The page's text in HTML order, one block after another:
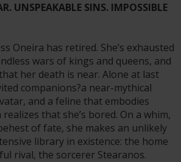
UNSPEAKABLE SINS. IMPOSSIBLE
Oneira has retired. She’s exhausted
wars of kings and queens, and
her death is near. Alone at last
companions?a near-mythical
and a feline that embodies
that she’s bored. On a whim,
of fate, she makes an unlikely
library in existence: the home
rival, the sorcerer Stearanos.